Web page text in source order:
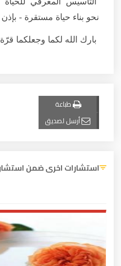
نحو بناء حياة مستقرة - بإذن
بارك الله لكما وجعلكما
طباعة
أرسل لصديق
استشارات اخرى ضمن